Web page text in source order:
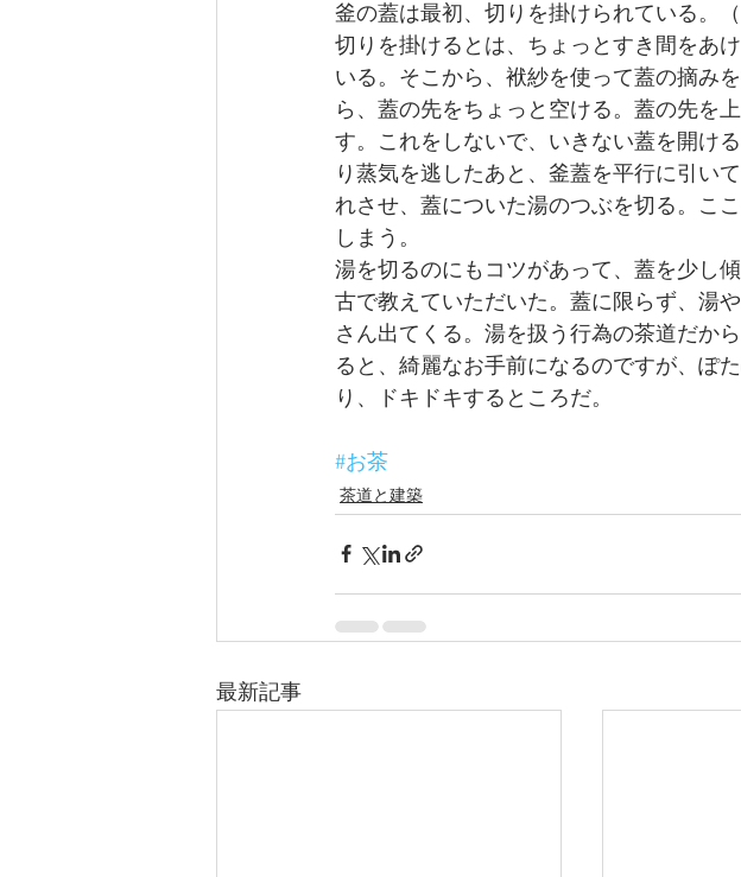
釜の蓋は最初、切りを掛けられている。
切りを掛けるとは、ちょっとすき間をあ
いる。そこから、袱紗を使って蓋の摘み
ら、蓋の先をちょっと空ける。蓋の先を
す。これをしないで、いきない蓋を開け
り蒸気を逃したあと、釜蓋を平行に引い
れさせ、蓋についた湯のつぶを切る。こ
しまう。
湯を切るのにもコツがあって、蓋を少し
古で教えていただいた。蓋に限らず、湯
さん出てくる。湯を扱う行為の茶道だか
ると、綺麗なお手前になるのですが、ぽ
り、ドキドキするところだ。
#お茶
茶道と建築
最新記事